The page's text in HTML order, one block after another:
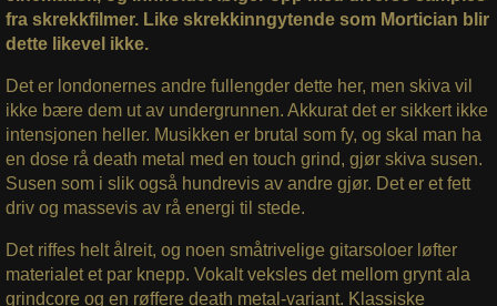
fra skrekkfilmer. Like skrekkinngytende som Mortician blir
dette likevel ikke.
Det er londonernes andre fullengder dette her, men skiva vil
ikke bære dem ut av undergrunnen. Akkurat det er sikkert ikke
intensjonen heller. Musikken er brutal som fy, og skal man ha
en dose rå death metal med en touch grind, gjør skiva susen.
Susen som i slik også hundrevis av andre gjør. Det er et fett
driv og massevis av rå energi til stede.
Det riffes helt ålreit, og noen småtrivelige gitarsoloer løfter
materialet et par knepp. Vokalt veksles det mellom grynt ala
grindcore og en røffere death metal-variant. Klassiske